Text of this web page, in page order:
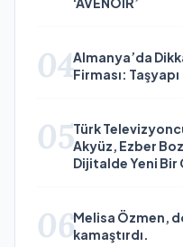
04Almanya’da
Firması: Taşyapı
05Türk
Akyüz, Ezber
Dijitalde Yeni Bir
06Melisa Özmen,
kamaştırdı.